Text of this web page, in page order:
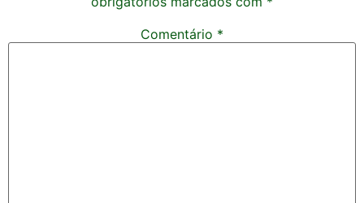
Comentário *